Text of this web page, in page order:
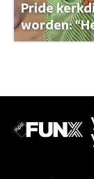
Pride
worden: